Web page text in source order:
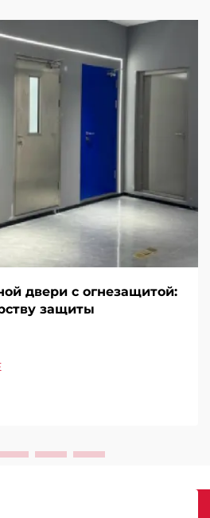
двери с огнезащитой:
защиты